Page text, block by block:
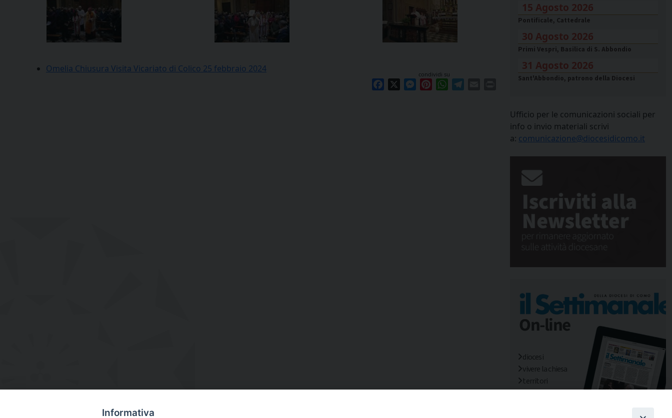
condividi su
Facebook Messenger
PinterestWhatsApp
Omelia Chiusura Visita Vicariato di Colico 25 febbraio 2024
15 Agosto 2026
Pontificale, Cattedrale
30 Agosto 2026
Primi Vespri, Basilica di S. Abbondio
31 Agosto 2026
Sant'Abbondio, patrono della Diocesi
Ufficio per le comunicazioni sociali per
info o invio materiali scrivi
a: comunicazione@diocesidicomo.it
diocesi
vivere la chiesa
territori
mondo/missioni
Informativa